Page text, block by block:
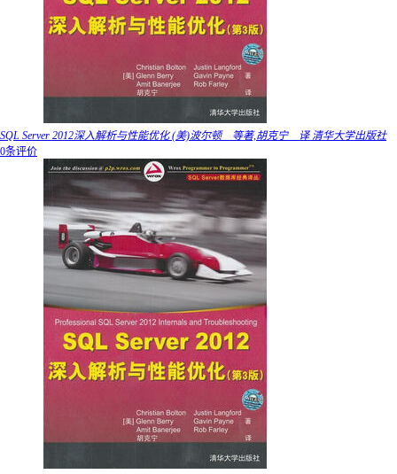
SQL Server 2012深入解析与性能优化 (美)波尔顿 等著,胡克宁 译 清华大学出版社
0条评价